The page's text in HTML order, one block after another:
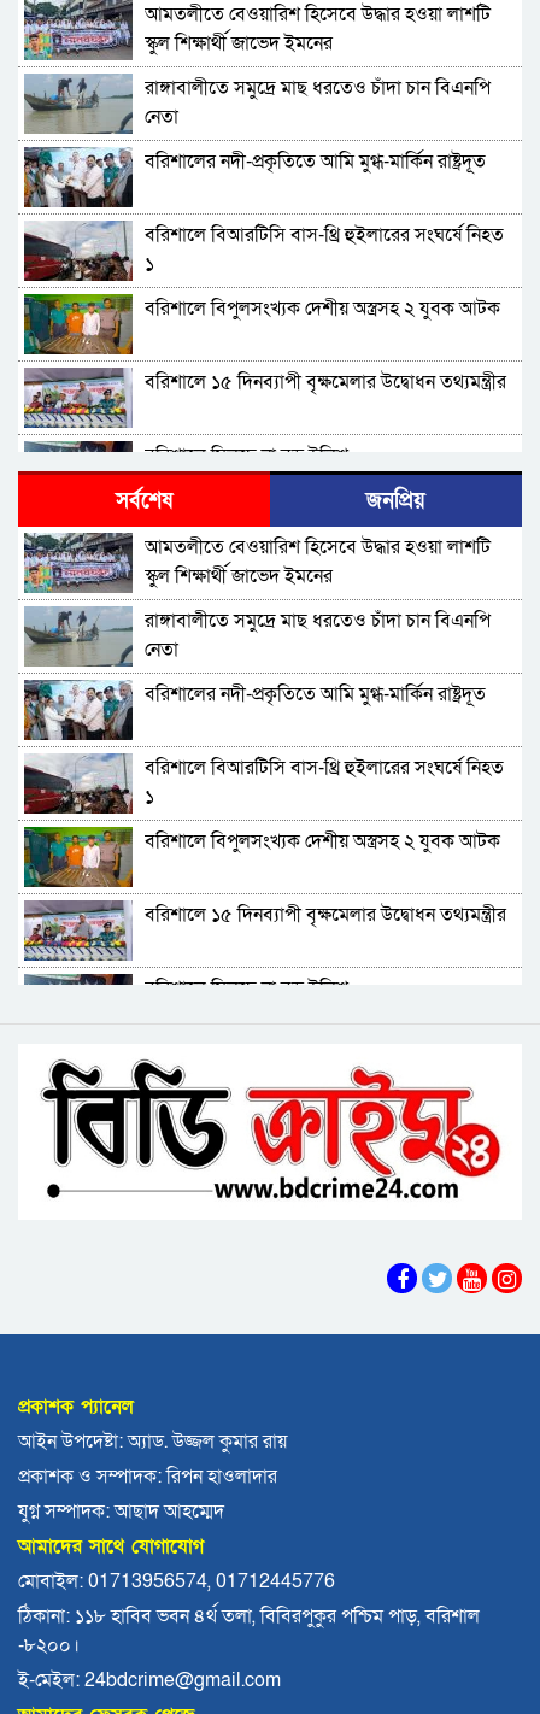
আমতলীতে বেওয়ারিশ হিসেবে উদ্ধার হওয়া লাশটি
স্কুল শিক্ষার্থী জাভেদ ইমনের
রাঙ্গাবালীতে সমু‌দ্রে মাছ ধরতেও চাঁদা চান বিএনপি
নেতা
বরিশালের নদী-প্রকৃতিতে আমি মুগ্ধ-মার্কিন রাষ্ট্রদূত
বরিশালে বিআরটিসি বাস-থ্রি হুইলারের সংঘর্ষে নিহত
১
বরিশালে বিপুলসংখ্যক দেশীয় অস্ত্রসহ ২ যুবক আটক
বরিশালে ১৫ দিনব্যাপী বৃক্ষমেলার উদ্বোধন তথ্যমন্ত্রীর
বরিশালে মিলছে না বড় ইলিশ
বিএনপি নেতাকর্মীদের ‘খাই খাই’ বন্ধের আহ্বান এমপি
জামালের
বরিশালে খাদ্যবান্ধব কর্মসূচির তালিকায় বিএনপি
নেতার স্ত্রীর নাম
বরিশালে পুকুরে ডুবে দেড় বছরের শিশুর মৃত্যু
বঙ্গোপসাগরের এক রূপচাঁদার দাম ৪ হাজার টাকায়
বরিশালে বাল্কহেডের ধাক্কায় সেতু ধস, চলাচল বন্ধ
বিএমপির ২২তম কমিশনার হিসেবে যোগ দিলেন আবু
রায়হান মুহম্মদ সালেহ
বরিশাল থেকে যেন কোনো রোগীকে ঢাকায় যেতে না
হাজার টাকা জরিমানা
সর্বশেষ জনপ্রিয়
আমতলীতে বেওয়ারিশ হিসেবে উদ্ধার হওয়া লাশটি
স্কুল শিক্ষার্থী জাভেদ ইমনের
রাঙ্গাবালীতে সমু‌দ্রে মাছ ধরতেও চাঁদা চান বিএনপি
নেতা
বরিশালের নদী-প্রকৃতিতে আমি মুগ্ধ-মার্কিন রাষ্ট্রদূত
বরিশালে বিআরটিসি বাস-থ্রি হুইলারের সংঘর্ষে নিহত
১
বরিশালে বিপুলসংখ্যক দেশীয় অস্ত্রসহ ২ যুবক আটক
বরিশালে ১৫ দিনব্যাপী বৃক্ষমেলার উদ্বোধন তথ্যমন্ত্রীর
বরিশালে মিলছে না বড় ইলিশ
বিএনপি নেতাকর্মীদের ‘খাই খাই’ বন্ধের আহ্বান এমপি
জামালের
বরিশালে খাদ্যবান্ধব কর্মসূচির তালিকায় বিএনপি
নেতার স্ত্রীর নাম
বঙ্গোপসাগরের এক রূপচাঁদার দাম ৪ হাজার টাকায়
বিএমপির ২২তম কমিশনার হিসেবে যোগ দিলেন আবু
রায়হান মুহম্মদ সালেহ
বরিশাল থেকে যেন কোনো রোগীকে ঢাকায় যেতে না
হয়: ড. জিয়াউদ্দিন
পটুয়াখালীতে কুকুরকে পিটিয়ে হত্যা, আসামীকে ২০
হাজার টাকা জরিমানা
প্রতিমন্ত্রী
প্রকাশক প্যানেল
আইন উপদেষ্টা: অ্যাড. উজ্জল কুমার রায়
প্রকাশক ও সম্পাদক: রিপন হাওলাদার
যুগ্ন সম্পাদক: আছাদ আহম্মেদ
আমাদের সাথে যোগাযোগ
মোবাইল: 01713956574, 01712445776
ঠিকানা: ১১৮ হাবিব ভবন ৪র্থ তলা, বিবিরপুকুর পশ্চিম পাড়, বরিশাল
-৮২০০।
ই-মেইল: 24bdcrime@gmail.com